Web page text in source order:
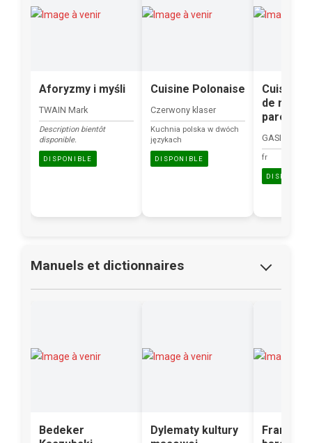
Aforyzmy i myśli
TWAIN Mark
Description bientôt
disponible.
DISPONIBLE
Cuisine Polonaise
Czerwony klaser
Kuchnia polska w dwóch
językach
DISPONIBLE
Cuisine
de nos
parents
fr
Manuels et dictionnaires
Bedeker
Dylematy kultury